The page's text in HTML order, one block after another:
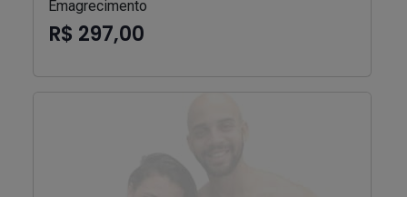
Emagrecimento
R$ 297,00